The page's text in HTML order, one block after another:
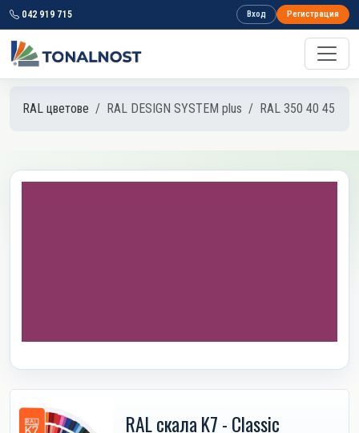
042 919 715 Вход Регистрация
RAL цветове RAL DESIGN SYSTEM plus RAL 350 40 45
RAL скала K7 - Classic